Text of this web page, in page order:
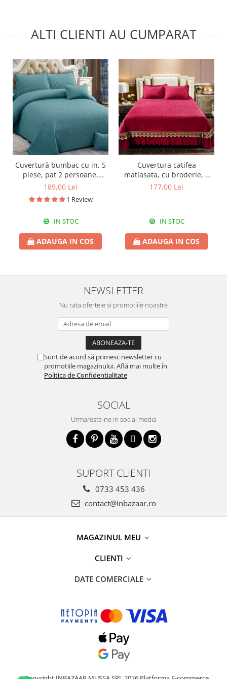
ALTI CLIENTI AU CUMPARAT
Cuvertură bumbac cu in, 5
piese, pat 2 persoane,
220x240 cm, CBI08
189,00 Lei
1 Review
IN STOC
ADAUGA IN COS
Cuvertura catifea
matlasata, cu broderie, 3
piese, uni, 220X240 cm
177,00 Lei
IN STOC
ADAUGA IN COS
NEWSLETTER
Nu rata ofertele si promotiile noastre
Sunt de acord să primesc newsletter cu
promotiile magazinului. Află mai multe în
Politica de Confidentialitate
SOCIAL
Urmareste-ne in social media
SUPORT CLIENTI
0733 453 436
contact@inbazaar.ro
MAGAZINUL MEU
CLIENTI
DATE COMERCIALE